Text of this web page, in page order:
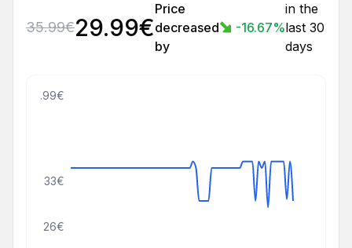
35.99€29.99€
Price
decreased
by
-16.67%
in the
last 30
days
26€
33€
45.99€